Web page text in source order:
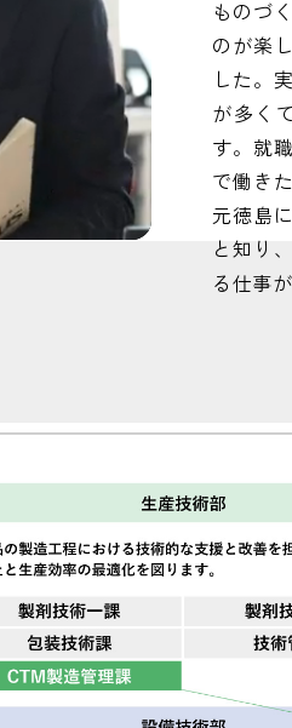
ものづ
のが楽
した。
が多く
す。就
で働き
元徳島
と知り
る仕事